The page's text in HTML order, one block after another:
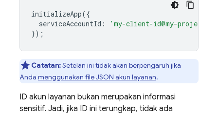
initializeApp({
serviceAccountId :
'my-client-id@my-project-
});
Catatan:Setelan ini tidak akan berpengaruh jika
Anda menggunakan file JSON akun layanan.
ID akun layanan bukan merupakan informasi
sensitif. Jadi, jika ID ini terungkap, tidak ada